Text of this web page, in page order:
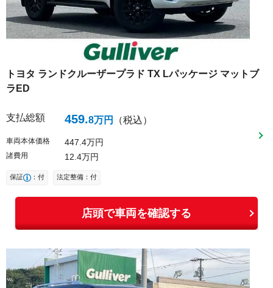
トヨタ ランドクルーザープラド TX Lパッケージ マットブ
ラED
支払総額 459.8万円 （税込）
車両本体価格 447 4万円
諸費用 12 4万円
保証 ：付 法定整備：付
店頭で車両を確認する